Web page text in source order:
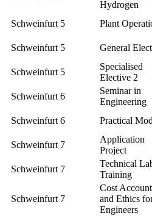
Hydrogen
Schweinfurt 5 Plant
Schweinfurt 5 General
Schweinfurt 5
Specialised
Elective 2
Schweinfurt 6
Seminar in
Engineering
Schweinfurt 6 Practical
Schweinfurt 7
Application
Project
Schweinfurt 7
Technical
Training
Schweinfurt 7
Cost
and Ethics
Engineers